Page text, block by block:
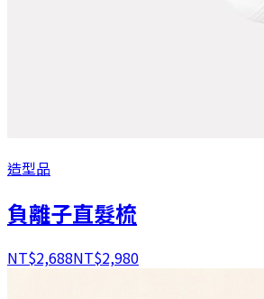
造型品
負離子直髮梳
NT$2,688NT$2,980